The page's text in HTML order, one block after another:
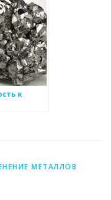
к
МЕТАЛЛОВ